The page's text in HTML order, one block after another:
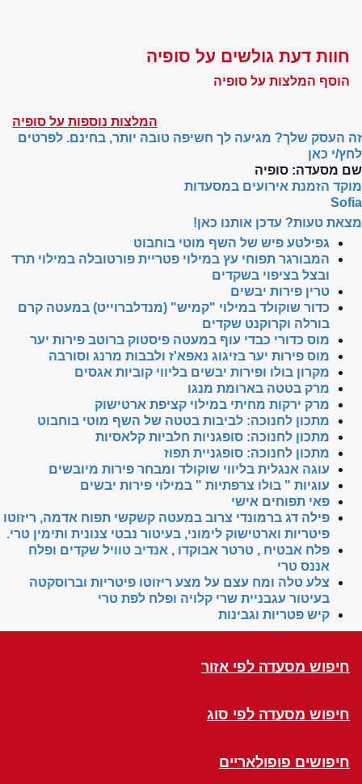
חוות דעת גולשים על סופיה
הוסף המלצות על סופיה
המלצות נוספות על סופיה
זה העסק שלך? מגיעה לך חשיפה טובה יותר, בחינם. לפרטים
לחץ/י כאן
שם מסעדה: סופיה
מוקד הזמנת אירועים במסעדות
Sofia
מצאת טעות? עדכן אותנו כאן!
גפילטע פיש של השף מוטי בוחבוט
המבורגר תפוחי עץ במילוי פטריית פורטובלה במילוי תרד
ובצל בציפוי בשקדים
טרין פירות יבשים
כדור שוקולד במילוי "קמיש" (מנדלברוייט) במעטה קרם
בורלה וקרוקנט שקדים
מוס כדורי כבדי עוף במעטה פיסטוק ברוטב פירות יער
מוס פירות יער בזיגוג נאפא'ז ולבבות מרנג וסורבה
מקרון בולו ופירות יבשים בליווי קוביות אגסים
מרק בטטה בארומת מנגו
מרק ירקות מחיתי במילוי קציפת ארטישוק
מתכון לחנוכה: לביבות בטטה של השף מוטי בוחבוט
מתכון לחנוכה: סופגניות חלביות קלאסיות
מתכון לחנוכה: סופגניית תפוז
עוגה אנגלית בליווי שוקולד ומבחר פירות מיובשים
עוגיות " בולו צרפתיות " במילוי פירות יבשים
פאי תפוחים אישי
פילה דג ברמונדי צרוב במעטה קשקשי תפוח אדמה, ריזוטו
פיטריות וארטישוק לימוני, בעיטור נבטי צנונית ותימין טרי.
פלח אבטיח , טרטר אבוקדו , אנדיב טוויל שקדים ופלח
אננס טרי
צלע טלה ומח עצם על מצע ריזוטו פיטריות וברוסקטה
בעיטור עגבניית שרי קלויה ופלח לפת טרי
קיש פטריות וגבינות
חיפוש מסעדה לפי אזור
חיפוש מסעדה לפי סוג
חיפושים פופולאריים